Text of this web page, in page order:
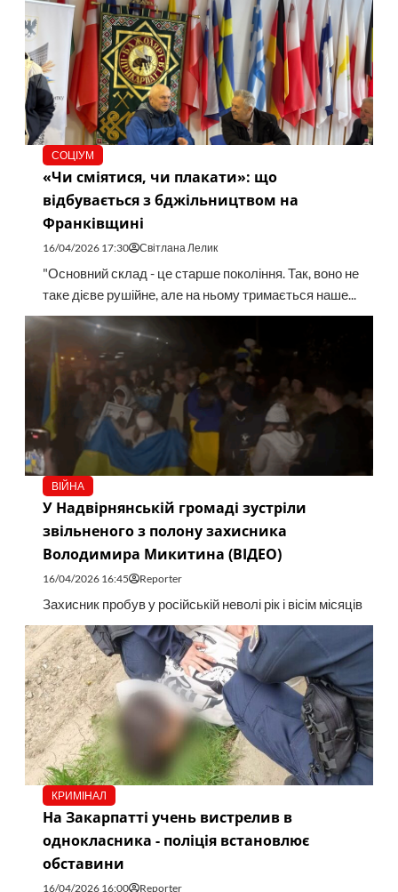
СОЦІУМ
«Чи сміятися, чи плакати»: що
відбувається з бджільництвом на
Франківщині
16/04/2026 17:30 Світлана Лелик
"Основний склад - це старше покоління. Так, воно не
таке дієве рушійне, але на ньому тримається наше...
ВІЙНА
У Надвірнянській громаді зустріли
звільненого з полону захисника
Володимира Микитина (ВІДЕО)
16/04/2026 16:45 Reporter
Захисник пробув у російській неволі рік і вісім місяців
КРИМІНАЛ
На Закарпатті учень вистрелив в
однокласника - поліція встановлює
обставини
16/04/2026 16:00 Reporter